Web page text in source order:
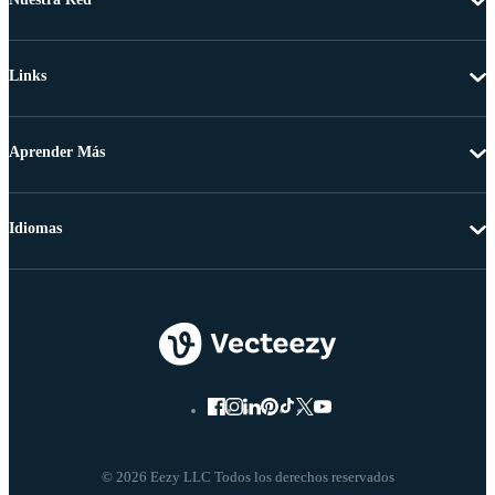
Links
Aprender Más
© 2026 Eezy LLC Todos los derechos reservados
Idiomas